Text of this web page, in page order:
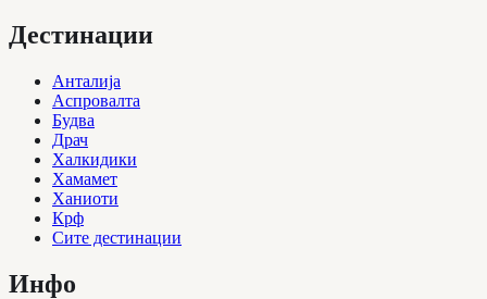
Дестинации
Анталија
Аспровалта
Будва
Драч
Халкидики
Хамамет
Ханиоти
Крф
Сите дестинации
Инфо